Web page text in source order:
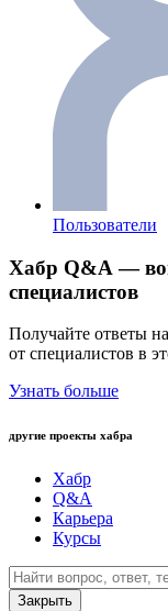
Пользователи
Хабр Q&A —
специалистов
Получайте ответы
от специалистов в
Узнать больше
другие проекты хабра
Хабр
Q&A
Карьера
Курсы
Закрыть